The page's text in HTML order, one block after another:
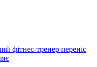
фітнес-тренер переніс